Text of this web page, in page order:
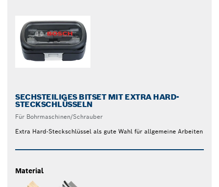
SECHSTEILIGES BITSET MIT EXTRA HARD-
STECKSCHLÜSSELN
Für Bohrmaschinen/Schrauber
Extra Hard-Steckschlüssel als gute Wahl für allgemeine Arbeiten
Material